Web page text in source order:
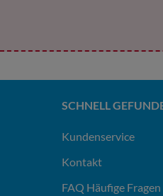
SCHNELL
Kundenservice
Kontakt
FAQ Häufige Fragen